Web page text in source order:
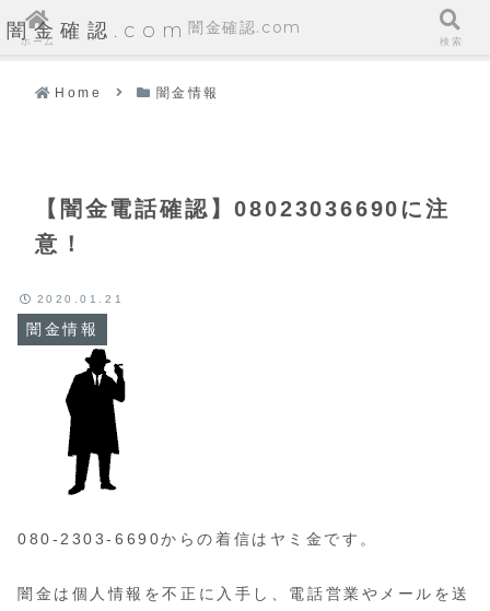
闇金確認.com
Home 闇金情報
【闇金電話確認】08023036690に注
意！
闇金情報
2020.01.21
080-2303-6690からの着信はヤミ金です。
闇金は個人情報を不正に入手し、電話営業やメールを送
ホーム
闇金確認.com
検索